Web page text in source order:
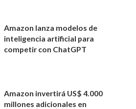
Amazon lanza modelos de
inteligencia artificial para
competir con ChatGPT
Amazon invertirá US$ 4.000
millones adicionales en